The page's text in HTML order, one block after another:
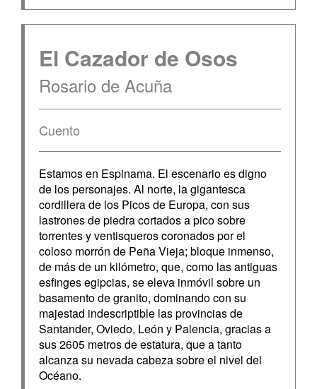
El Cazador de Osos
Rosario de Acuña
Cuento
Estamos en Espinama. El escenario es digno
de los personajes. Al norte, la gigantesca
cordillera de los Picos de Europa, con sus
lastrones de piedra cortados a pico sobre
torrentes y ventisqueros coronados por el
coloso morrón de Peña Vieja; bloque inmenso,
de más de un kilómetro, que, como las antiguas
esfinges egipcias, se eleva inmóvil sobre un
basamento de granito, dominando con su
majestad indescriptible las provincias de
Santander, Oviedo, León y Palencia, gracias a
sus 2605 metros de estatura, que a tanto
alcanza su nevada cabeza sobre el nivel del
Océano.